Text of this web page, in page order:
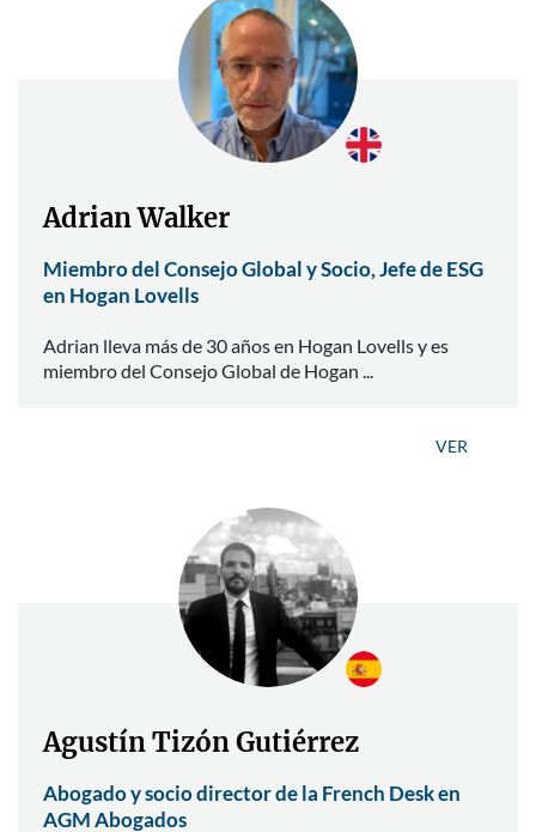
Adrian Walker
Miembro del Consejo Global y Socio, Jefe de ESG
en Hogan Lovells
Adrian lleva más de 30 años en Hogan Lovells y es
miembro del Consejo Global de Hogan ...
VER
Agustín Tizón Gutiérrez
Abogado y socio director de la French Desk en
AGM Abogados